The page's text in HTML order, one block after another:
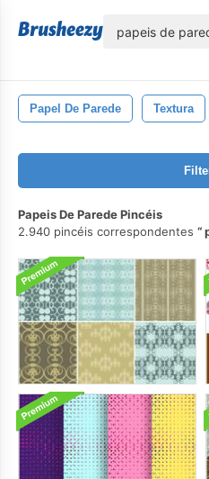
Papel De Parede Textura
Papeis De Parede Pincéis
2.940 pincéis correspondentes